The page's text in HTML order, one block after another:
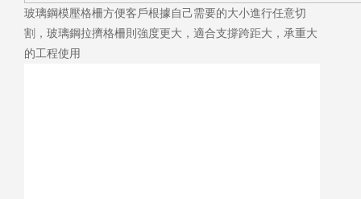
玻璃鋼模壓格柵方便客戶根據自己需要的大小進行任意切
割，玻璃鋼拉擠格柵則強度更大，適合支撐跨距大，承重大
的工程使用